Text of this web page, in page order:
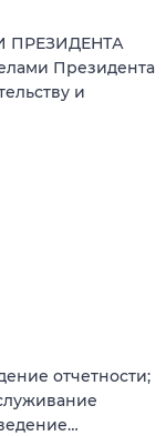
ПРЕЗИДЕНТА
Президента
и
отчетности;